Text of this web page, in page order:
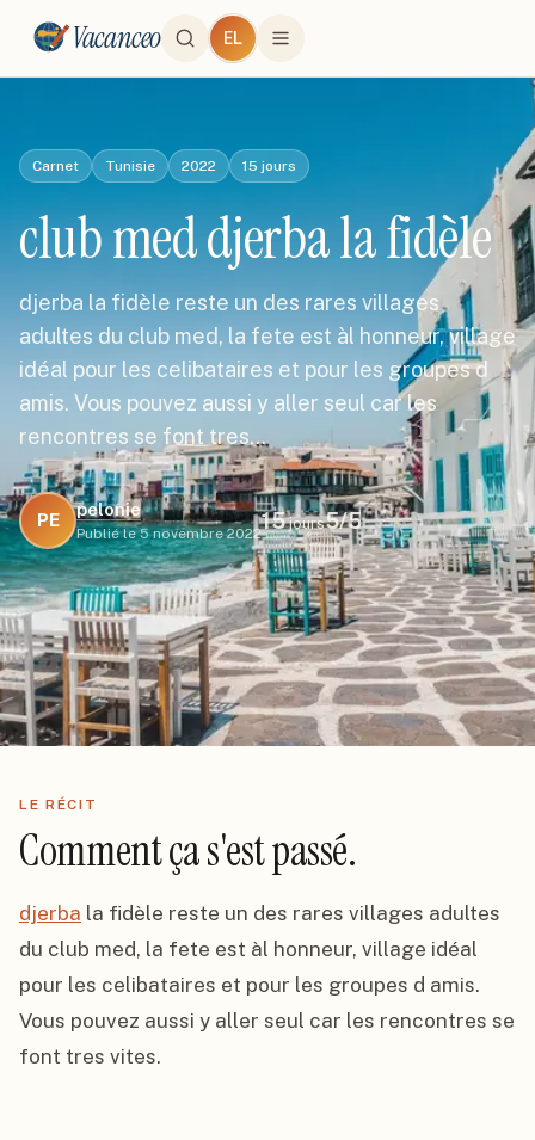
Vacanceo EL
Carnet Tunisie 2022 15 jours
club med djerba la fidèle
djerba la fidèle reste un des rares villages
adultes du club med, la fete est àl honneur, village
idéal pour les celibataires et pour les groupes d
amis. Vous pouvez aussi y aller seul car les
rencontres se font tres…
PE
pelonie
Publié le 5 novembre 2022
15jours5/5
LE RÉCIT
Comment ça s'est passé.
djerba la fidèle reste un des rares villages adultes
du club med, la fete est àl honneur, village idéal
pour les celibataires et pour les groupes d amis.
Vous pouvez aussi y aller seul car les rencontres se
font tres vites.